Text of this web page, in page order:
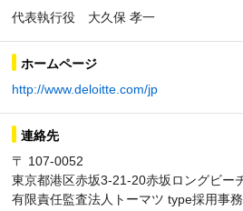
代表執行役 大久保 孝一
ホームページ
http://www.deloitte.com/jp
連絡先
〒 107-0052
東京都港区赤坂3-21-20赤坂ロングビー
有限責任監査法人トーマツ type採用事